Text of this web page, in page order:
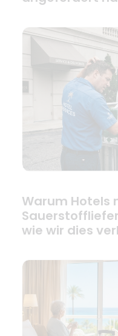
Warum Hotels
wie wir dies